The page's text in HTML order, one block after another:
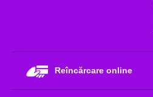
Reîncărcare online